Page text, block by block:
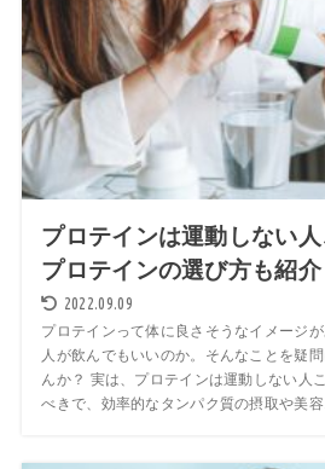
プロテインは運動しない人
プロテインの選び方も紹介
2022.09.09
プロテインって体に良さそうなイメージ
人が飲んでもいいのか。そんなことを疑
んか？ 実は、プロテインは運動しない人
べきで、効率的なタンパク質の摂取や美容